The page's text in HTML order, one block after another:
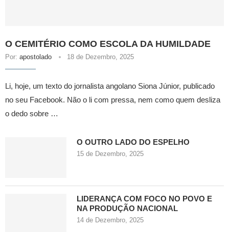
O CEMITÉRIO COMO ESCOLA DA HUMILDADE
Por: apostolado 18 de Dezembro, 2025
Li, hoje, um texto do jornalista angolano Siona Júnior, publicado
no seu Facebook. Não o li com pressa, nem como quem desliza
o dedo sobre …
O OUTRO LADO DO ESPELHO
15 de Dezembro, 2025
LIDERANÇA COM FOCO NO POVO E
NA PRODUÇÃO NACIONAL
14 de Dezembro, 2025